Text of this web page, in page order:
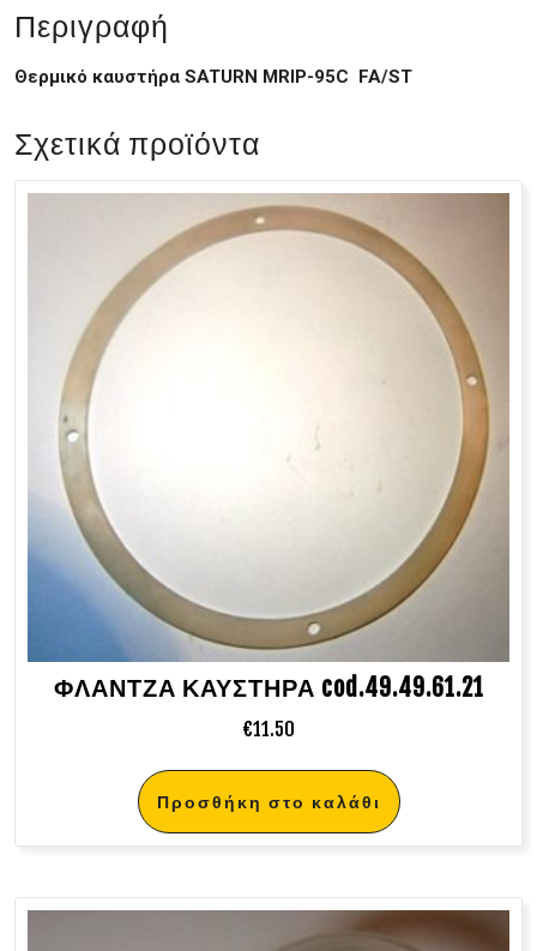
Περιγραφή
Θερμικό καυστήρα SATURN MRIP-95C FA/ST
Σχετικά προϊόντα
ΦΛΑΝΤΖΑ ΚΑΥΣΤΗΡΑ cod.49.49.61.21
€11.50
Προσθήκη στο καλάθι